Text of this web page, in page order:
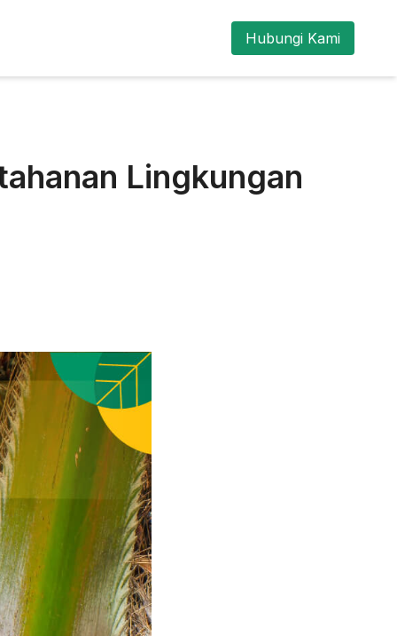
Hubungi Kami
Lingkungan